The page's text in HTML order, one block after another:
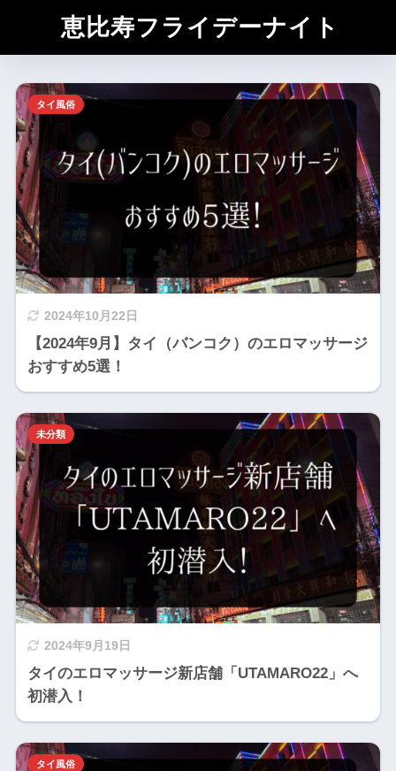
恵比寿フライデーナイト
2024年10月22日
【2024年9月】タイ（バンコク）のエロマッサージ
おすすめ5選！
タイ風俗
2024年9月19日
タイのエロマッサージ新店舗「UTAMARO22」へ
初潜入！
未分類
タイ風俗